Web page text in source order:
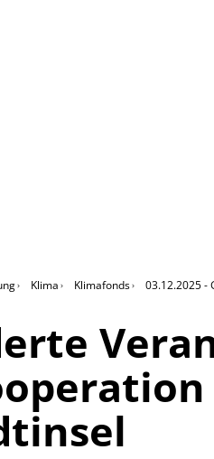
Klima Klimafonds 03.12.2025 -